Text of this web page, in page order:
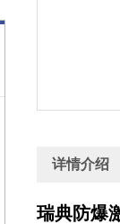
详情介绍
瑞典防爆